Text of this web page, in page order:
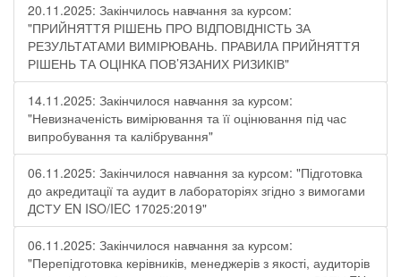
20.11.2025: Закінчилось навчання за курсом:
"ПРИЙНЯТТЯ РІШЕНЬ ПРО ВІДПОВІДНІСТЬ ЗА
РЕЗУЛЬТАТАМИ ВИМІРЮВАНЬ. ПРАВИЛА ПРИЙНЯТТЯ
РІШЕНЬ ТА ОЦІНКА ПОВ’ЯЗАНИХ РИЗИКІВ"
14.11.2025: Закінчилося навчання за курсом:
"Невизначеність вимірювання та її оцінювання під час
випробування та калібрування"
06.11.2025: Закінчилося навчання за курсом: "Підготовка
до акредитації та аудит в лабораторіях згідно з вимогами
ДСТУ EN ISO/IEC 17025:2019"
06.11.2025: Закінчилося навчання за курсом:
"Перепідготовка керівників, менеджерів з якості, аудиторів